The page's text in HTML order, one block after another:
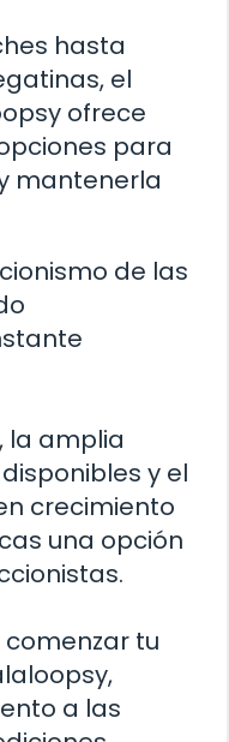
hasta
el
ofrece
para
mantenerla
de las
la amplia
y el
crecimiento
una opción
tu
a las